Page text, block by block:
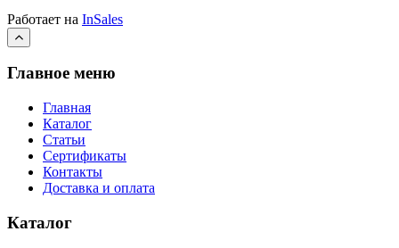
Работает на InSales
Главное меню
Главная
Каталог
Статьи
Сертификаты
Контакты
Доставка и оплата
Каталог